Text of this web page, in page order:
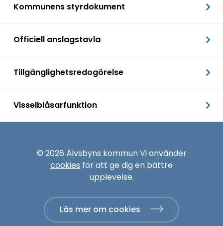
Kommunens styrdokument
Officiell anslagstavla
Tillgänglighetsredogörelse
Visselblåsarfunktion
© 2026 Älvsbyns kommun Vi använder
cookies för att ge dig en bättre
upplevelse.
Läs mer om cookies